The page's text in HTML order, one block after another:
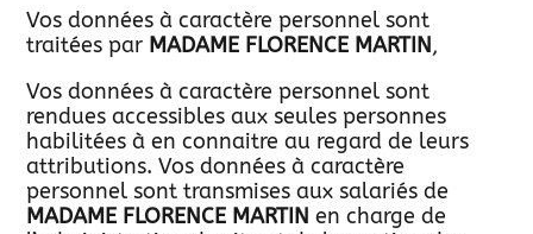
Vos données à caractère personnel sont
traitées par MADAME FLORENCE MARTIN,
Vos données à caractère personnel sont
rendues accessibles aux seules personnes
habilitées à en connaitre au regard de leurs
attributions. Vos données à caractère
personnel sont transmises aux salariés de
MADAME FLORENCE MARTIN en charge de